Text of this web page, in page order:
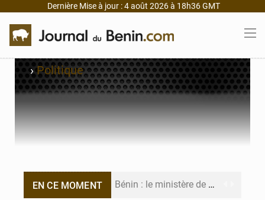
Dernière Mise à jour : 4 août 2026 à 18h36 GMT
›Politique
EN CE MOMENT Bénin : le ministère de l’Intérieur évalue ses résultats à mi-parcours